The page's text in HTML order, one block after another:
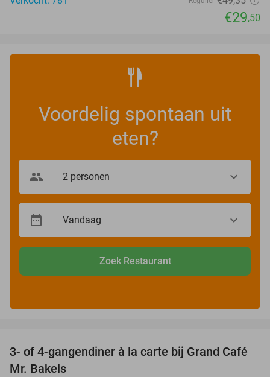
€29,50
Voordelig spontaan uit
eten?
Zoek Restaurant
38%
3- of 4-gangendiner à la carte bij Grand Café
Mr. Bakels